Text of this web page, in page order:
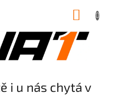
i u nás chytá v